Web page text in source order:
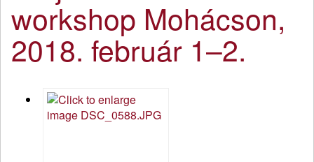
workshop Mohácson,
2018. február 1–2.